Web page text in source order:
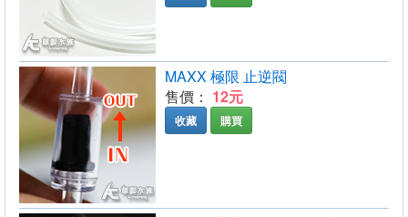
MAXX 極限 止逆閥
售價： 12元
收藏 購買